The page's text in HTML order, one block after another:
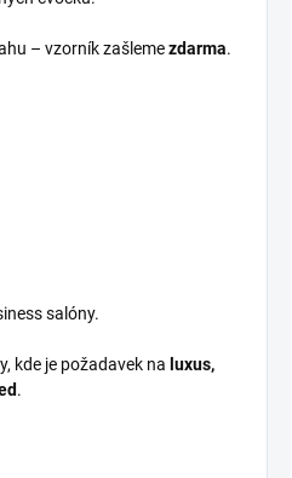
– vzorník zašlemezdarma.
salóny.
kde je požadavek na luxus,
.